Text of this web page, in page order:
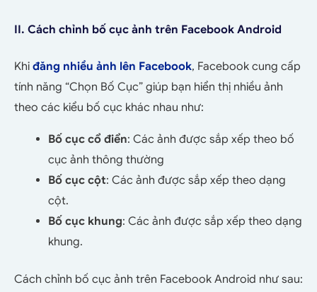
II. Cách chỉnh bố cục ảnh trên Facebook Android
Khi đăng nhiều ảnh lên Facebook, Facebook cung cấp
tính năng “Chọn Bố Cục” giúp bạn hiển thị nhiều ảnh
theo các kiểu bố cục khác nhau như:
Bố cục cổ điển: Các ảnh được sắp xếp theo bố
cục ảnh thông thường
Bố cục cột: Các ảnh được sắp xếp theo dạng
cột.
Bố cục khung: Các ảnh được sắp xếp theo dạng
khung.
Cách chỉnh bố cục ảnh trên Facebook Android như sau: